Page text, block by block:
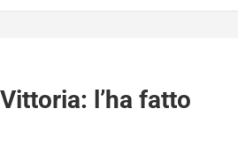
l’ha fatto